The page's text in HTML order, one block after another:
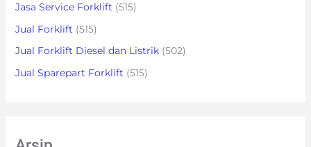
Jasa Service Forklift (515)
Jual Forklift (515)
Jual Forklift Diesel dan Listrik(502)
Jual Sparepart Forklift (515)